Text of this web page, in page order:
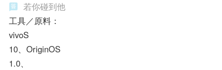
若你碰到他
工具／原料：
vivoS
10、OriginOS
1.0、